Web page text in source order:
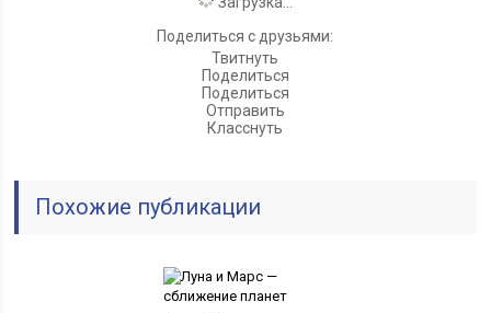
Поделиться с друзьями:
Твитнуть
Поделиться
Поделиться
Отправить
Класснуть
Похожие публикации